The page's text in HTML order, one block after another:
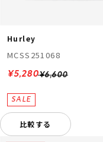
Hurley
MCSS251068
¥6,600
¥5,280
比較する